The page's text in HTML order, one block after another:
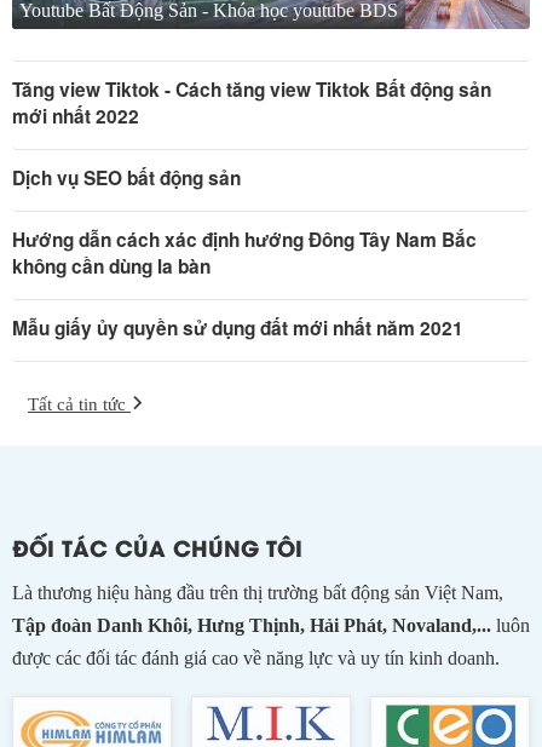
Youtube Bất Động Sản - Khóa học youtube BDS
Tăng view Tiktok - Cách tăng view Tiktok Bất động sản
mới nhất 2022
Dịch vụ SEO bất động sản
Hướng dẫn cách xác định hướng Đông Tây Nam Bắc
không cần dùng la bàn
Mẫu giấy ủy quyền sử dụng đất mới nhất năm 2021
Tất cả tin tức
ĐỐI TÁC CỦA CHÚNG TÔI
Là thương hiệu hàng đầu trên thị trường bất động sản Việt Nam,
Tập đoàn Danh Khôi, Hưng Thịnh, Hải Phát, Novaland,... luôn
được các đối tác đánh giá cao về năng lực và uy tín kinh doanh.